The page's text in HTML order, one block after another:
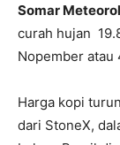
Somar
curah hujan
Nopember atau
Harga kopi
dari StoneX,